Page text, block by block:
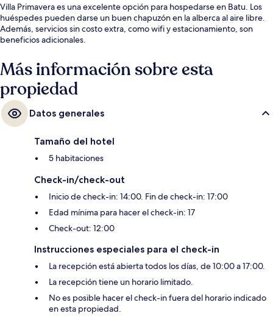
Villa Primavera es una excelente opción para hospedarse en Batu. Los
huéspedes pueden darse un buen chapuzón en la alberca al aire libre.
Además, servicios sin costo extra, como wifi y estacionamiento, son
beneficios adicionales.
Más información sobre esta
propiedad
Datos generales
Tamaño del hotel
5 habitaciones
Check-in/check-out
Inicio de check-in: 14:00. Fin de check-in: 17:00
Edad mínima para hacer el check-in: 17
Check-out: 12:00
Instrucciones especiales para el check-in
La recepción está abierta todos los días, de 10:00 a 17:00.
La recepción tiene un horario limitado.
No es posible hacer el check-in fuera del horario indicado
en esta propiedad.